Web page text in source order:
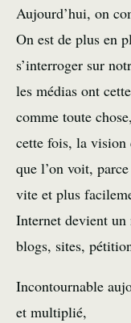
Aujourd’hui, on
On est de plus en
s’interroger sur
les médias ont
comme toute
cette fois, la vision
que l’on voit,
vite et plus
Internet devient
blogs, sites,
Incontournable
et multiplié,